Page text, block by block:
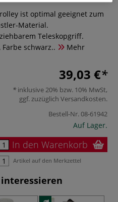
ist optimal geeignet zum
Material.
Teleskopgriff.
schwarz..
Mehr
39,03 €
inklusive 20% bzw. 10% MwSt,
ggf. zuzüglich Versandkosten.
Bestell-Nr.08-61942
Auf Lager.
In den Warenkorb
Artikel auf den Merkzettel
interessieren